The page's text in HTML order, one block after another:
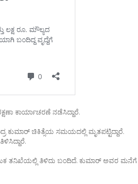
ಕಾರ್ಯಾಚರಣೆ ನಡೆಸಿದ್ದಾರೆ.
ಕುಮಾರ್ ಚಿಕಿತ್ಸೆಯ ಸಮಯದಲ್ಲಿ ಮೃತಪಟ್ಟಿದ್ದಾರೆ.
ತನಿಖೆಯಲ್ಲಿ ತಿಳಿದು ಬಂದಿದೆ. ಕುಮಾರ್ ಅವರ ಮನೆಗೆ